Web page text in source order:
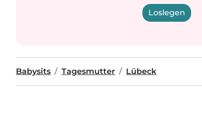
Loslegen
Babysits Tagesmutter Lübeck